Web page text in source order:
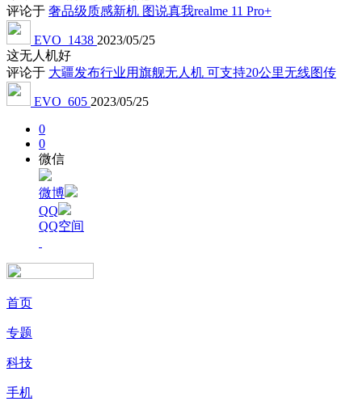
评论于 奢品级质感新机 图说真我realme 11 Pro+
EVO_1438 2023/05/25
这无人机好
评论于 大疆发布行业用旗舰无人机 可支持20公里无线图传
EVO_605 2023/05/25
0
0
微信
微博
QQ
QQ空间
首页
专题
科技
手机